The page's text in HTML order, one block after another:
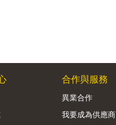
合作與服務
異業合作
我要成為供應商